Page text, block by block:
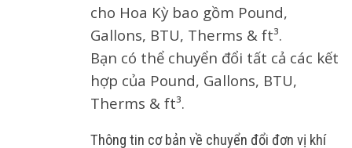
cho Hoa Kỳ bao gồm Pound,
Gallons, BTU, Therms & ft³.
Bạn có thể chuyển đổi tất cả các kết
hợp của Pound, Gallons, BTU,
Therms & ft³.
Thông tin cơ bản về chuyển đổi đơn vị khí